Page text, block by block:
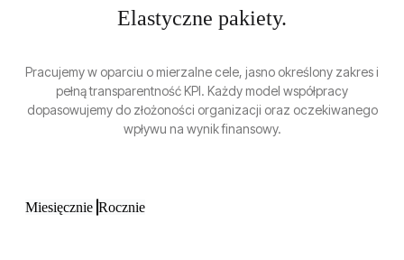
Elastyczne pakiety.
Pracujemy w oparciu o mierzalne cele, jasno określony zakres i
pełną transparentność KPI. Każdy model współpracy
dopasowujemy do złożoności organizacji oraz oczekiwanego
wpływu na wynik finansowy.
Miesięcznie Rocznie